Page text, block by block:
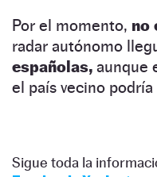
Por el momento, no
radar autónomo
españolas, aunque
el país vecino
Sigue toda la